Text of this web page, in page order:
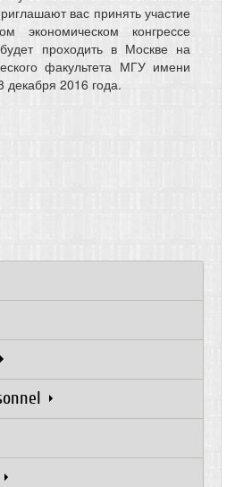
вас принять участие
экономическом конгрессе
проходить в Москве на
факультета МГУ имени
2016 года.